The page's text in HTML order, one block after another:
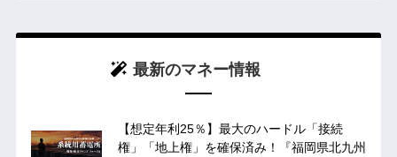
最新のマネー情報
【想定年利25％】最大のハードル「接続
権」「地上権」を確保済み！『福岡県北九州